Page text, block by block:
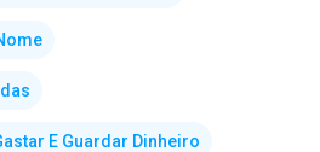
E Guardar Dinheiro